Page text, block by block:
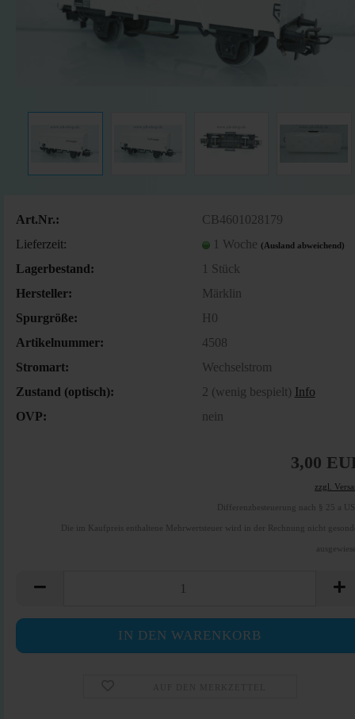
Art.Nr.:
CB4601028179
Lieferzeit:
1 Woche (Ausland abweichend)
Lagerbestand: 1 Stück
Hersteller:
Märklin
Spurgröße:
H0
Artikelnummer:
4508
Stromart:
Wechselstrom
Zustand (optisch):
2 (wenig bespielt) Info
OVP:
nein
3,00
zzgl.
Differenzbesteuerung nach § 25 a
Die im Kaufpreis enthaltene Mehrwertsteuer wird in der Rechnung nicht